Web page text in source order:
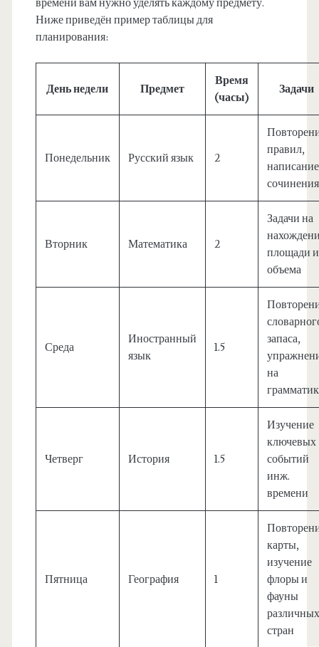
времени вам нужно уделять каждому предмету.
Ниже приведён пример таблицы для
планирования:
День недели Предмет
Время
(часы)
Задачи
Понедельник Русский язык 2
правил,
написание
сочинения
Вторник Математика 2
Задачи на
площади и
объема
Среда
Иностранный
язык
1.5
запаса,
на
Четверг История 1.5
Изучение
ключевых
событий
инж.
времени
Пятница География 1
карты,
изучение
флоры и
фауны
различных
стран